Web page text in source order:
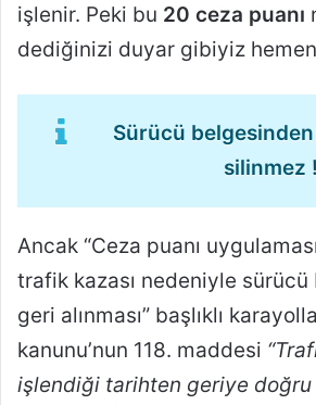
işlenir. Peki bu 20 ceza puanı
dediğinizi duyar gibiyiz hemen
Sürücü belgesinden
silinmez !
Ancak “Ceza puanı
trafik kazası nedeniyle
geri alınması” başlıklı
kanunu’nun 118. maddesi
işlendiği tarihten geriye doğru